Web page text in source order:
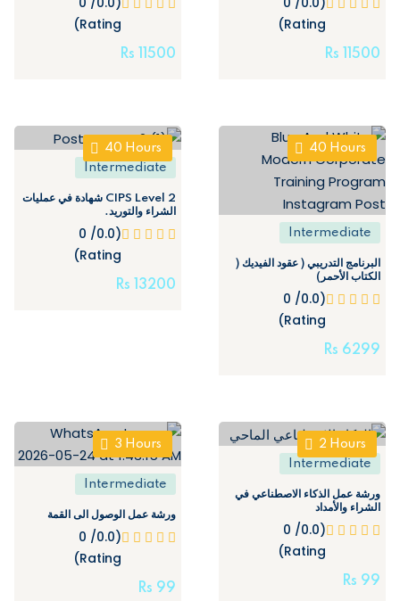
Rating)
11500
Rs
Rating)
11500
Rs
40 Hours
Intermediate
البرنامج التدريبي ( عقود الفيديك (
الكتاب الأحمر)
(0.0/ 0
Rating)
6299
Rs
40 Hours
Intermediate
CIPS Level 2 شهادة في عمليات
الشراء والتوريد.
(0.0/ 0
Rating)
13200
Rs
2 Hours
Intermediate
ورشة عمل الذكاء الاصطناعي في
الشراء والأمداد
(0.0/ 0
Rating)
99
Rs
3 Hours
Intermediate
ورشة عمل الوصول الى القمة
(0.0/ 0
Rating)
99
Rs